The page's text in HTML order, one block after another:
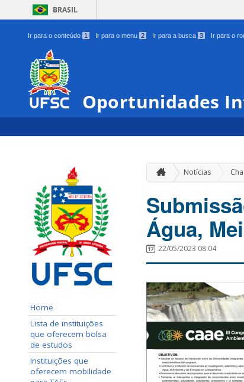
BRASIL
Ir para o conteúdo 1 Ir para o menu 2 Ir para a busca 3 Ir para o
Oportunidades
Home
Lista de instituições
que oferecem bolsa
de estudos
Instituições que
oferecem mobilidade
Notícias
Água,
22/05/2023 08:04